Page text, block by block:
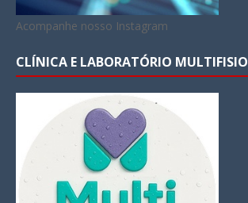
Acompanhe nosso Instagram
CLÍNICA E LABORATÓRIO MULTIFISIO